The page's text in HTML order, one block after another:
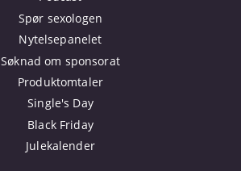
Spør sexologen
Nytelsepanelet
Søknad om sponsorat
Produktomtaler
Single's Day
Black Friday
Julekalender